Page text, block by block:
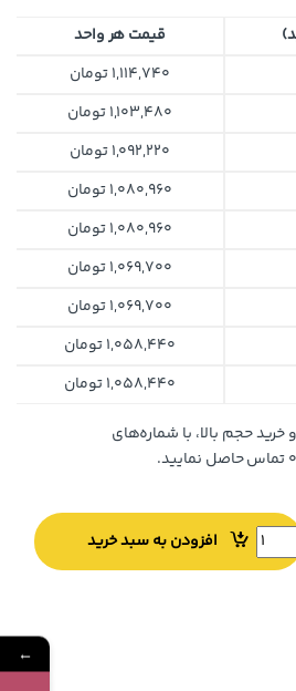
قیمت هر واحد
1,114,740تومان
1,103,480تومان
1,092,220تومان
1,080,960تومان
1,080,960تومان
1,069,700تومان
1,069,700تومان
1,058,440تومان
1,058,440تومان
حجم بالا، با شماره‌های
افزودن به سبد خرید
←